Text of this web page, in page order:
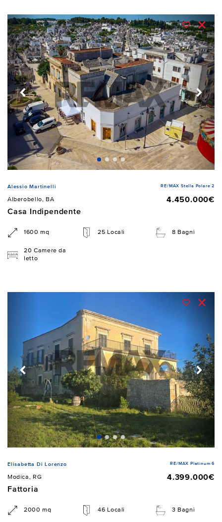
Alessio Martinelli RE/MAX Stella Polare 2
Alberobello, BA
4.450.000€
Casa Indipendente
1600 mq 25 Locali 8 Bagni
20 Camere da
letto
Elisabetta Di Lorenzo RE/MAX Platinum 6
Modica, RG
4.399.000€
Fattoria
2000 mq 46 Locali 3 Bagni